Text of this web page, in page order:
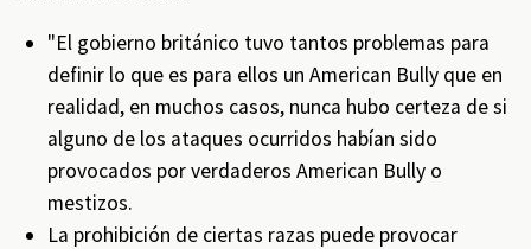
"El gobierno británico tuvo tantos problemas para
definir lo que es para ellos un American Bully que en
realidad, en muchos casos, nunca hubo certeza de si
alguno de los ataques ocurridos habían sido
provocados por verdaderos American Bully o
mestizos.
La prohibición de ciertas razas puede provocar